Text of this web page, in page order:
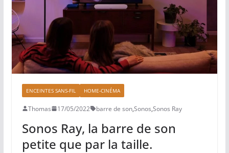
ENCEINTES SANS-FIL HOME-CINÉMA
Thomas 17/05/2022 barre de son,Sonos,Sonos Ray
Sonos Ray, la barre de son
petite que par la taille.